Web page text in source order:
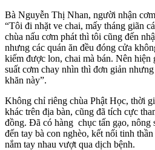
Bà Nguyễn Thị Nhan, người nhận
“Tôi đi nhặt ve chai, mấy tháng giãn
chùa nấu cơm phát thì tôi cũng đến
nhưng các quán ăn đều đóng cửa
kiếm được lon, chai mà bán. Nên
suất cơm chay nhìn thì đơn giản
khăn này”.
Không chỉ riêng chùa Phật Học, thời
khác trên địa bàn, cũng đã tích cực
đồng. Đã có hàng chục tấn gạo, nông
đến tay bà con nghèo, kết nối tinh
nắm tay nhau vượt qua dịch bệnh.